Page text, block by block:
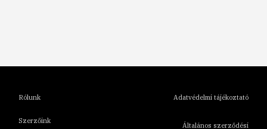
Rólunk
Szerzőink
Adatvédelmi tájékoztató
Általános szerződési